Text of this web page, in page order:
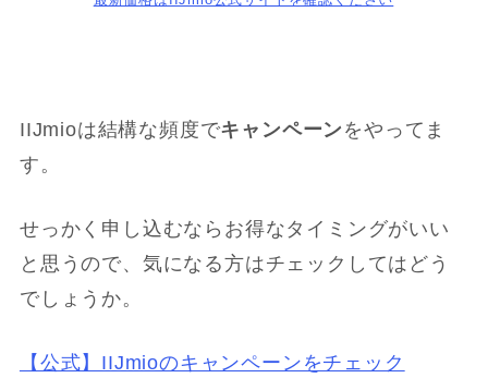
IIJmioは結構な頻度でキャンペーン をやってま
す。
せっかく申し込むならお得なタイミングがいい
と思うので、気になる方はチェックしてはどう
でしょうか。
【公式】IIJmioのキャンペーンをチェック